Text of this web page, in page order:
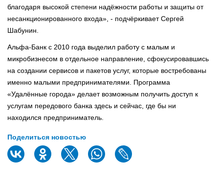
благодаря высокой степени надёжности работы и защиты от
несанкционированного входа», - подчёркивает Сергей
Шабунин.
Альфа-Банк с 2010 года выделил работу с малым и
микробизнесом в отдельное направление, сфокусировавшись
на создании сервисов и пакетов услуг, которые востребованы
именно малыми предпринимателями. Программа
«Удалённые города» делает возможным получить доступ к
услугам передового банка здесь и сейчас, где бы ни
находился предприниматель.
Поделиться новостью